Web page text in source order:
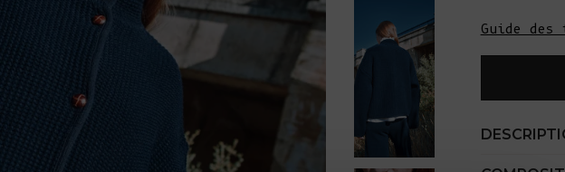
Guide